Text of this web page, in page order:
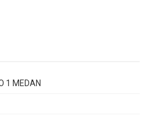
1 MEDAN